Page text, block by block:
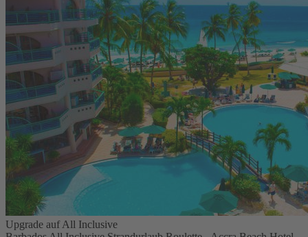
Upgrade auf All Inclusive